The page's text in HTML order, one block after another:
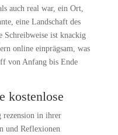
auch real war, ein Ort,
eine Landschaft des
Schreibweise ist knackig
online einprägsam, was
von Anfang bis Ende
kostenlose
rezension in ihrer
und Reflexionen